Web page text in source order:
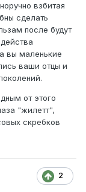
взбитая
сделать
после будут
вы маленькие
ваши отцы и
от этого
"жилетт",
скребков
2